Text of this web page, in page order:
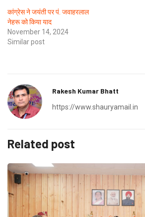
कांग्रेस ने जयंती पर पं. जवाहरलाल
नेहरू को किया याद
November 14, 2024
Similar post
Rakesh Kumar Bhatt
https://www.shauryamail.in
Related post